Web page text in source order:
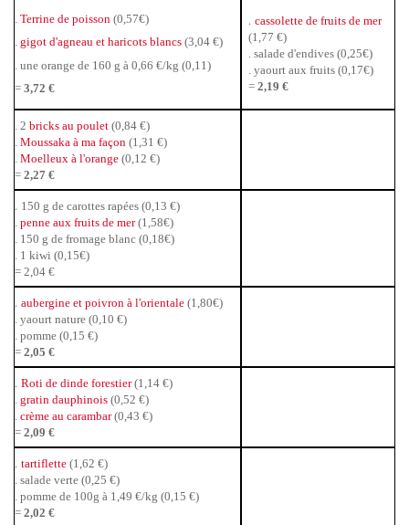
. Terrine de poisson (0,57€)
. gigot d'agneau et haricots blancs (3,04 €)
. une orange de 160 g à 0,66 €/kg (0,11)
= 3,72 €
.cassolette de fruits de mer
(1,77 €)
. salade d'endives (0,25€)
. yaourt aux fruits (0,17€)
=2,19 €
. 2 bricks au poulet (0,84 €)
Moussaka à ma façon (1,31 €)
Moelleux à l'orange (0,12 €)
= 2,27 €
. 150 g de carottes rapées (0,13 €)
penne aux fruits de mer(1,58€)
. 150 g de fromage blanc (0,18€)
. 1 kiwi (0,15€)
= 2,04 €
. aubergine et poivron à l'orientale (1,80€)
. yaourt nature (0,10 €)
. pomme (0,15 €)
= 2,05 €
. Roti de dinde forestier(1,14 €)
gratin dauphinois (0,52 €)
crème au carambar(0,43 €)
= 2,09 €
. tartiflette (1,62 €)
. salade verte (0,25 €)
. pomme de 100g à 1,49 €/kg (0,15 €)
= 2,02 €